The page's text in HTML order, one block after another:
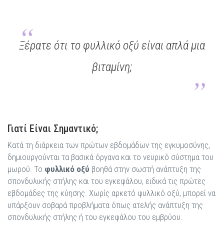
Ξέρατε ότι το φυλλικό οξύ είναι απλά μια
βιταμίνη;
Γιατί Είναι Σημαντικό;
Κατά τη διάρκεια των πρώτων εβδομάδων της εγκυμοσύνης,
δημιουργούνται τα βασικά όργανα και το νευρικό σύστημα του
μωρού. Το φυλλικό οξύ βοηθά στην σωστή ανάπτυξη της
σπονδυλικής στήλης και του εγκεφάλου, ειδικά τις πρώτες
εβδομάδες της κύησης. Χωρίς αρκετό φυλλικό οξύ, μπορεί να
υπάρξουν σοβαρά προβλήματα όπως ατελής ανάπτυξη της
σπονδυλικής στήλης ή του εγκεφάλου του εμβρύου.